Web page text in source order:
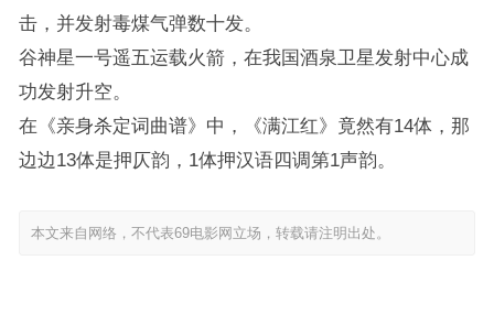
击，并发射毒煤气弹数十发。
谷神星一号遥五运载火箭，在我国酒泉卫星发射中心成
功发射升空。
在《亲身杀定词曲谱》中，《满江红》竟然有14体，那
边边13体是押仄韵，1体押汉语四调第1声韵。
本文来自网络，不代表69电影网立场，转载请注明出处。